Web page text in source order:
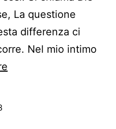
La questione
differenza ci
Nel mio intimo